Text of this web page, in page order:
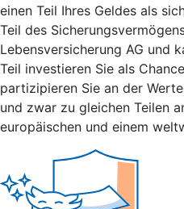
einen Teil Ihres Geldes als
Teil des
Lebensversicherung AG und
Teil investieren Sie als
partizipieren Sie an der
und zwar zu gleichen Teilen
europäischen und einem